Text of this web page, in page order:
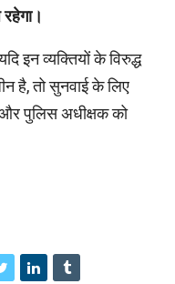
इन व्यक्तियों के विरुद्ध
है, तो सुनवाई के लिए
और पुलिस अधीक्षक को